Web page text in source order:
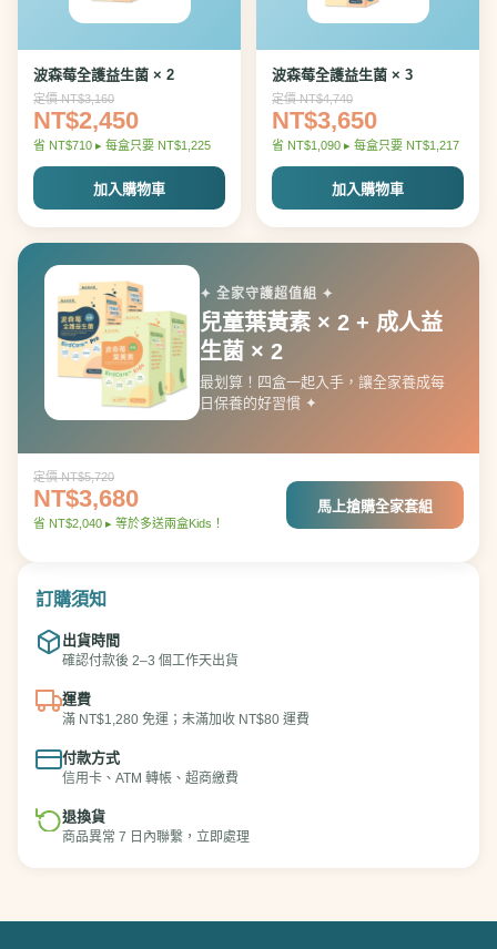
波森莓全護益生菌 × 2
定價 NT$3,160
NT$2,450
省 NT$710 ▸ 每盒只要 NT$1,225
加入購物車
波森莓全護益生菌 × 3
定價 NT$4,740
NT$3,650
省 NT$1,090 ▸ 每盒只要 NT$1,217
加入購物車
✦ 全家守護超值組 ✦
兒童葉黃素 × 2 + 成人益
生菌 × 2
最划算！四盒一起入手，讓全家養成每
日保養的好習慣 ✦
定價 NT$5,720
NT$3,680
省 NT$2,040 ▸ 等於多送兩盒Kids！
馬上搶購全家套組
訂購須知
出貨時間
確認付款後 2–3 個工作天出貨
運費
滿 NT$1,280 免運；未滿加收 NT$80 運費
付款方式
信用卡、ATM 轉帳、超商繳費
退換貨
商品異常 7 日內聯繫，立即處理